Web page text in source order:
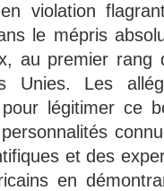
violation
le mépris
au premier rang
Unies. Les
pour légitimer ce
et des
en